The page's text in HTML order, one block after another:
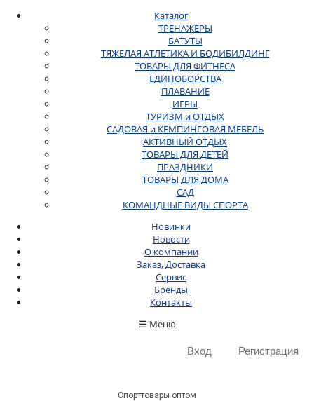
Каталог
ТРЕНАЖЕРЫ
БАТУТЫ
ТЯЖЕЛАЯ АТЛЕТИКА И БОДИБИЛДИНГ
ТОВАРЫ ДЛЯ ФИТНЕСА
ЕДИНОБОРСТВА
ПЛАВАНИЕ
ИГРЫ
ТУРИЗМ и ОТДЫХ
САДОВАЯ и КЕМПИНГОВАЯ МЕБЕЛЬ
АКТИВНЫЙ ОТДЫХ
ТОВАРЫ ДЛЯ ДЕТЕЙ
ПРАЗДНИКИ
ТОВАРЫ ДЛЯ ДОМА
САД
КОМАНДНЫЕ ВИДЫ СПОРТА
Новинки
Новости
О компании
Заказ, Доставка
Сервис
Бренды
Контакты
☰ Меню
Вход Регистрация
Спорттовары оптом